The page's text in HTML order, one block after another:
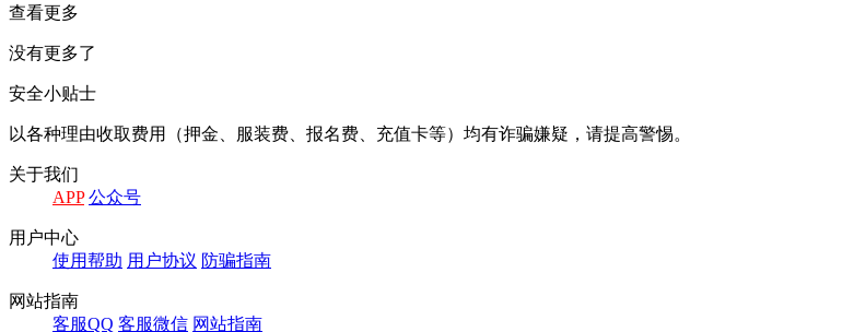
查看更多
没有更多了
安全小贴士
以各种理由收取费⽤（押⾦、服装费、报名费、充值卡等）均有诈骗嫌疑，请提⾼警惕。
关于我们
APP 公众号
⽤户中⼼
使⽤帮助 ⽤户协议 防骗指南
⽹站指南
客服QQ 客服微信 ⽹站指南